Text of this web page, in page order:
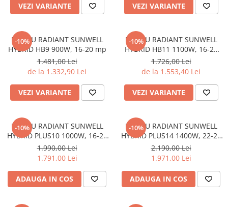
VEZI VARIANTE VEZI VARIANTE
-10%
PANOU RADIANT SUNWELL
HYBRID HB9 900W, 16-20 mp
1.481,00 Lei
de la 1.332,90 Lei
VEZI VARIANTE
-10%
PANOU RADIANT SUNWELL
HYBRID HB11 1100W, 16-24
mp
1.726,00 Lei
de la 1.553,40 Lei
VEZI VARIANTE
-10%
PANOU RADIANT SUNWELL
HYBRID PLUS10 1000W, 16-24
mp , WiFi
1.990,00 Lei
1.791,00 Lei
ADAUGA IN COS
-10%
PANOU RADIANT SUNWELL
HYBRID PLUS14 1400W, 22-26
mp , WiFi
2.190,00 Lei
1.971,00 Lei
ADAUGA IN COS